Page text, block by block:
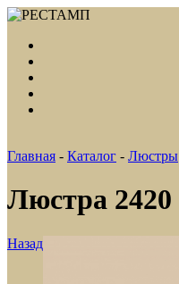
Главная - Каталог - Люстры
Люстра 2420
Назад